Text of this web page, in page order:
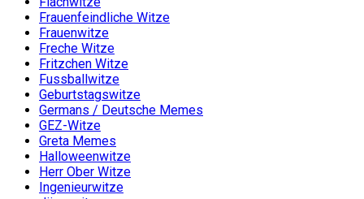
Frauenfeindliche Witze
Frauenwitze
Freche Witze
Fritzchen Witze
Fussballwitze
Geburtstagswitze
Germans / Deutsche Memes
GEZ-Witze
Greta Memes
Halloweenwitze
Herr Ober Witze
Ingenieurwitze